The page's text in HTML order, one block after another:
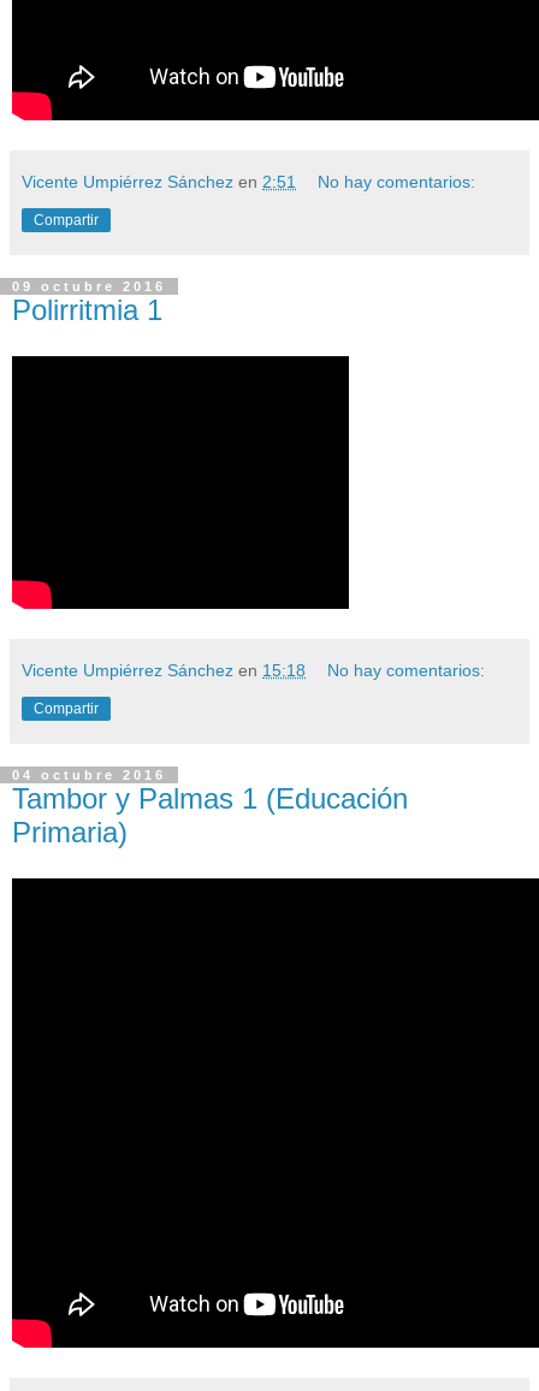
Vicente Umpiérrez Sánchez en 2:51 No hay comentarios:
Compartir
09 octubre 2016
Polirritmia 1
Vicente Umpiérrez Sánchez en 15:18 No hay comentarios:
Compartir
04 octubre 2016
Tambor y Palmas 1 (Educación
Primaria)